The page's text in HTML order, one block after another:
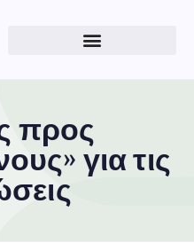
προς
για τις